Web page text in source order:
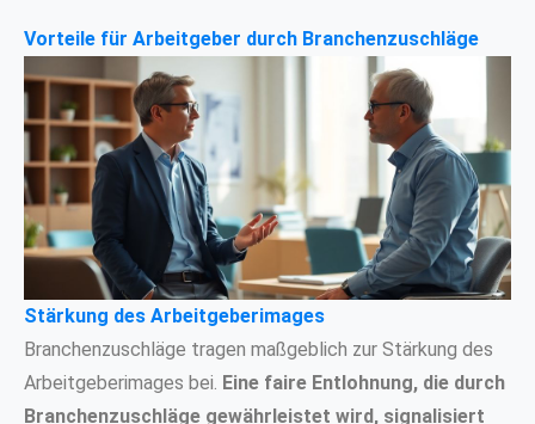
Vorteile für Arbeitgeber durch Branchenzuschläge
Stärkung des Arbeitgeberimages
Branchenzuschläge tragen maßgeblich zur Stärkung des
Arbeitgeberimages bei. Eine faire Entlohnung, die durch
Branchenzuschläge gewährleistet wird, signalisiert